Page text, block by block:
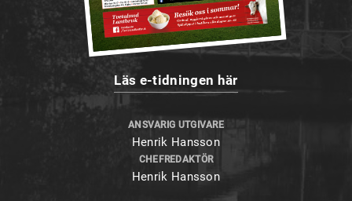
Läs e-tidningen här
ANSVARIG UTGIVARE
Henrik Hansson
CHEFREDAKTÖR
Henrik Hansson